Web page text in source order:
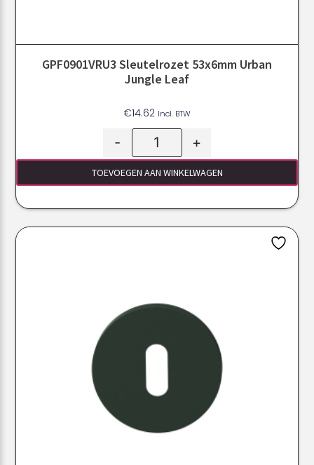
GPF0901VRU3 Sleutelrozet 53x6mm Urban
Jungle Leaf
€14.62 Incl. BTW
- +
TOEVOEGEN AAN WINKELWAGEN